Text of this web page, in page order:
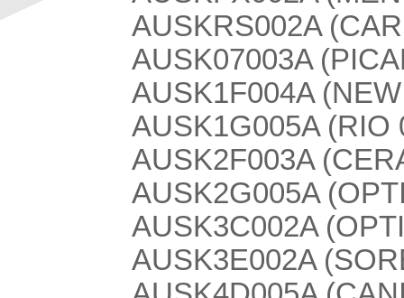
AUSKRS002A
AUSK07003A
AUSK1F004A
AUSK1G005A (RIO
AUSK2F003A
AUSK2G005A
AUSK3C002A
AUSK3E002A